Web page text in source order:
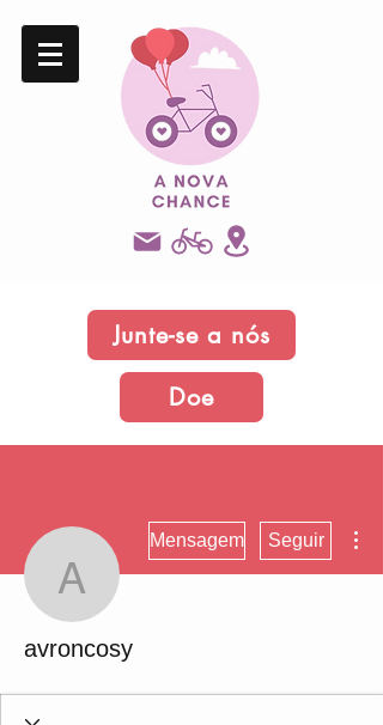
Junte-se a nós
Doe
avroncosy
Mensagem Seguir
avroncosy